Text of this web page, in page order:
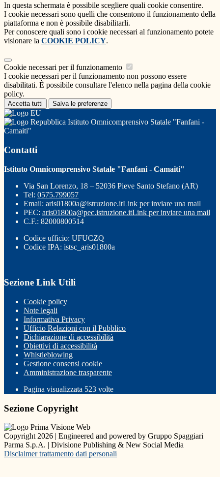
In questa schermata è possibile scegliere quali cookie consentire.
I cookie necessari sono quelli che consentono il funzionamento della
piattaforma e non è possibile disabilitarli.
Per conoscere quali sono i cookie necessari al funzionamento potete
visionare la COOKIE POLICY.
Cookie necessari per il funzionamento
I cookie necessari per il funzionamento non possono essere
disabilitati. È possibile consultare l'elenco nella pagina della cookie
policy.
Accetta tutti Salva le preferenze
Istituto Omnicomprensivo Statale "Fanfani -
Camaiti"
Contatti
Istituto Omnicomprensivo Statale "Fanfani - Camaiti"
Via San Lorenzo, 18 – 52036 Pieve Santo Stefano (AR)
Tel: 0575.799057
Email: aris01800a@istruzione.itLink per inviare una mail
PEC: aris01800a@pec.istruzione.itLink per inviare una mail
C.F.: 82000800514
Codice ufficio: UFUCZQ
Codice IPA: istsc_aris01800a
Sezione Link Utili
Cookie policy
Note legali
Informativa Privacy
Ufficio Relazioni con il Pubblico
Dichiarazione di accessibilità
Obiettivi di accessibilità
Whistleblowing
Gestione consensi cookie
Amministrazione trasparente
Pagina visualizzata 523 volte
Sezione Copyright
Copyright 2026 | Engineered and powered by Gruppo Spaggiari
Parma S.p.A. | Divisione Publishing & New Social Media
Disclaimer trattamento dati personali